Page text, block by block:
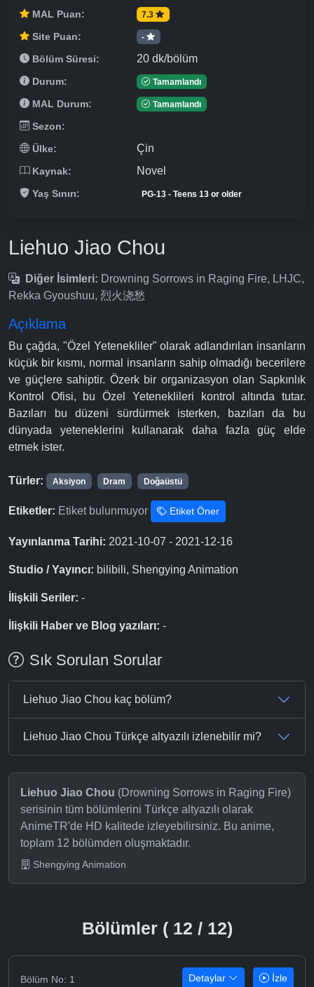
MAL Puan: 7.3
Site Puan: -
Bölüm Süresi: 20 dk/bölüm
Durum: Tamamlandı
MAL Durum: Tamamlandı
Sezon:
Ülke:
Çin
Kaynak: Novel
Yaş Sınırı: PG-13 - Teens 13 or older
Liehuo Jiao Chou
Diğer İsimleri: Drowning Sorrows in Raging Fire, LHJC,
Rekka Gyoushuu, 烈火浇愁
Açıklama
Bu çağda, "Özel Yetenekliler" olarak adlandırılan insanların
küçük bir kısmı, normal insanların sahip olmadığı becerilere
ve güçlere sahiptir. Özerk bir organizasyon olan Sapkınlık
Kontrol Ofisi, bu Özel Yeteneklileri kontrol altında tutar.
Bazıları bu düzeni sürdürmek isterken, bazıları da bu
dünyada yeteneklerini kullanarak daha fazla güç elde
etmek ister.
Türler: Aksiyon Dram Doğaüstü
Etiketler: Etiket bulunmuyor Etiket Öner
Yayınlanma Tarihi: 2021-10-07 - 2021-12-16
Studio / Yayıncı: bilibili, Shengying Animation
İlişkili Seriler: -
İlişkili Haber ve Blog yazıları: -
Sık Sorulan Sorular
Liehuo Jiao Chou kaç bölüm?
Liehuo Jiao Chou Türkçe altyazılı izlenebilir mi?
Liehuo Jiao Chou (Drowning Sorrows in Raging Fire)
serisinin tüm bölümlerini Türkçe altyazılı olarak
AnimeTR'de HD kalitede izleyebilirsiniz. Bu anime,
toplam 12 bölümden oluşmaktadır.
Shengying Animation
Bölümler ( 12 / 12)
Bölüm No: 1 Detaylar İzle